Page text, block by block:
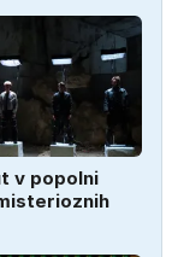
v popolni